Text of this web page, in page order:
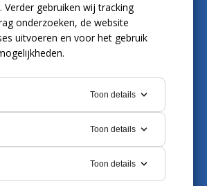
gebruiken wij tracking
onderzoeken, de website
uitvoeren en voor het gebruik
Toon details
Toon details
Toon details